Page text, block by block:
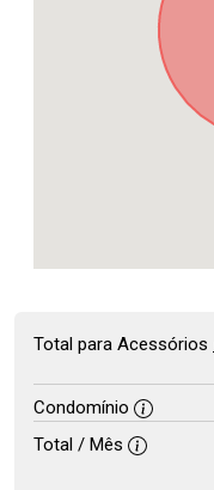
Total para Acessórios
Condomínio
Total / Mês